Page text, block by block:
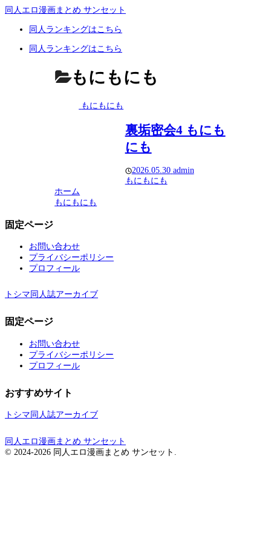
同人エロ漫画まとめ サンセット
同人ランキングはこちら
同人ランキングはこちら
もにもにも
もにもにも
裏垢密会4 もにも
にも
2026.05.30 admin
もにもにも
ホーム
もにもにも
固定ページ
お問い合わせ
プライバシーポリシー
プロフィール
トシマ同人誌アーカイブ
固定ページ
お問い合わせ
プライバシーポリシー
プロフィール
おすすめサイト
トシマ同人誌アーカイブ
同人エロ漫画まとめ サンセット
© 2024-2026 同人エロ漫画まとめ サンセット.